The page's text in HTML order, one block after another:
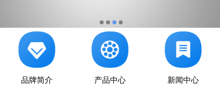
品牌简介 产品中心 新闻中心